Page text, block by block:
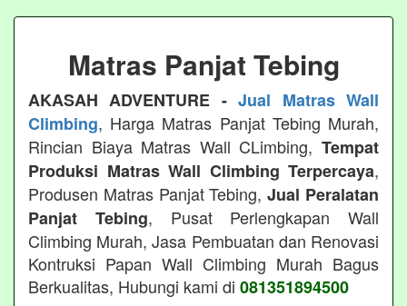
Matras Panjat Tebing
AKASAH ADVENTURE -Jual Matras Wall
Climbing, Harga Matras Panjat Tebing Murah,
Rincian Biaya Matras Wall CLimbing, Tempat
Produksi Matras Wall Climbing Terpercaya,
Produsen Matras Panjat Tebing,Jual Peralatan
Panjat Tebing, Pusat Perlengkapan Wall
Climbing Murah, Jasa Pembuatan dan Renovasi
Kontruksi Papan Wall Climbing Murah Bagus
Berkualitas, Hubungi kami di 081351894500